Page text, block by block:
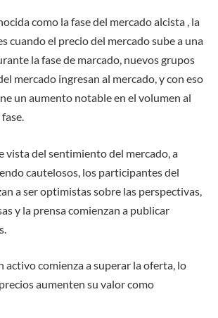
como la fase del mercado alcista , la
cuando el precio del mercado sube a una
la fase de marcado, nuevos grupos
mercado ingresan al mercado, y con eso
un aumento notable en el volumen al
vista del sentimiento del mercado, a
cautelosos, los participantes del
a ser optimistas sobre las perspectivas,
y la prensa comienzan a publicar
activo comienza a superar la oferta, lo
aumenten su valor como